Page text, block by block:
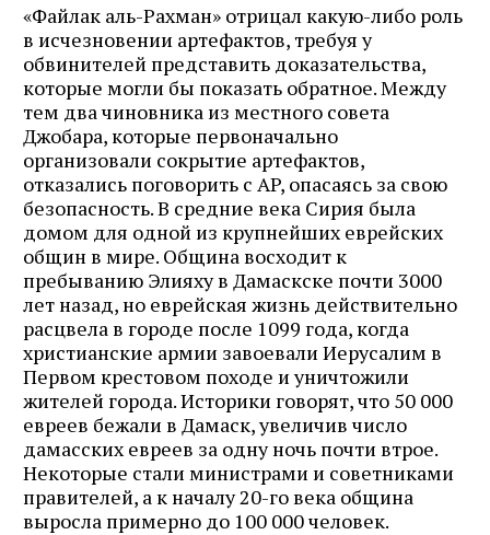
«Файлак аль-Рахман» отрицал какую-либо роль
в исчезновении артефактов, требуя у
обвинителей представить доказательства,
которые могли бы показать обратное. Между
тем два чиновника из местного совета
Джобара, которые первоначально
организовали сокрытие артефактов,
отказались поговорить с AP, опасаясь за свою
безопасность. В средние века Сирия была
домом для одной из крупнейших еврейских
общин в мире. Община восходит к
пребыванию Элияху в Дамаскске почти 3000
лет назад, но еврейская жизнь действительно
расцвела в городе после 1099 года, когда
христианские армии завоевали Иерусалим в
Первом крестовом походе и уничтожили
жителей города. Историки говорят, что 50 000
евреев бежали в Дамаск, увеличив число
дамасских евреев за одну ночь почти втрое.
Некоторые стали министрами и советниками
правителей, а к началу 20-го века община
выросла примерно до 100 000 человек.